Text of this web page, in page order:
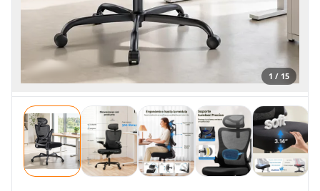
1 / 15